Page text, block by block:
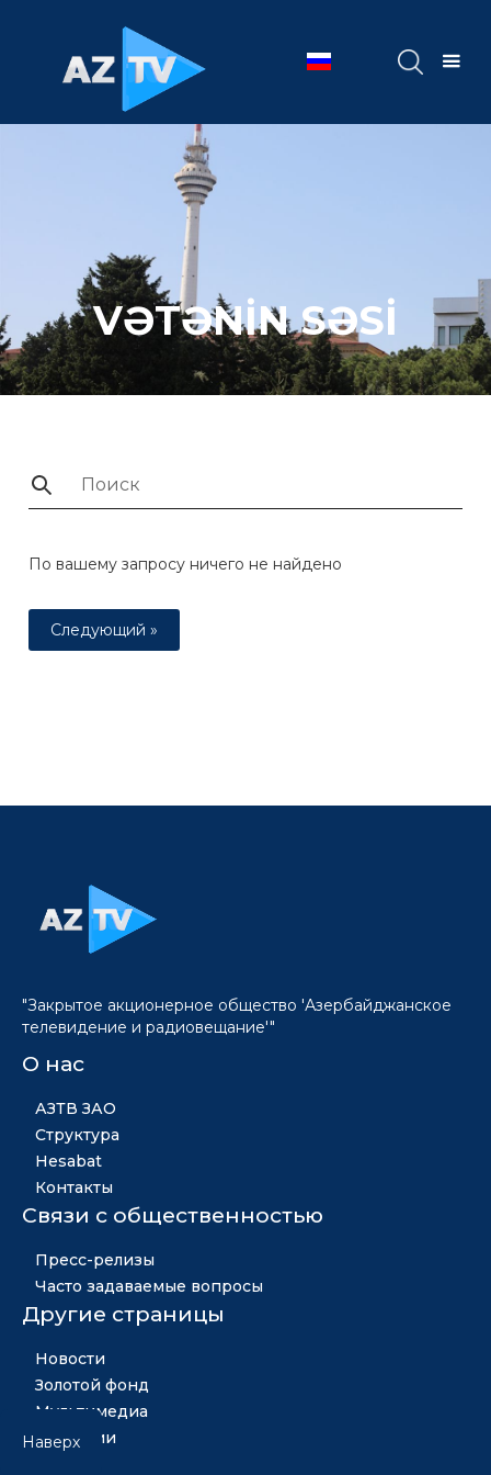
VƏTƏNİN SƏSİ
По вашему запросу ничего не найдено
Следующий »
"Закрытое акционерное общество 'Азербайджанское
телевидение и радиовещание'"
О нас
АЗТВ ЗАО
Структура
Hesabat
Контакты
Связи с общественностью
Пресс-релизы
Часто задаваемые вопросы
Другие страницы
Новости
Золотой фонд
Мультимедиа
Вакансии
Наверх